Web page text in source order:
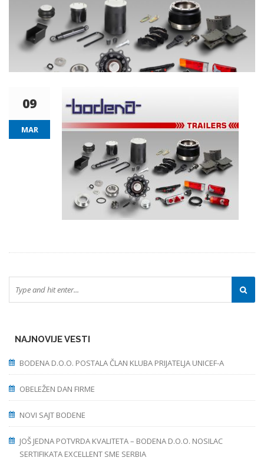
09
MAR
NAJNOVIJE VESTI
BODENA D.O.O. POSTALA ČLAN KLUBA PRIJATELJA UNICEF-A
OBELEŽEN DAN FIRME
NOVI SAJT BODENE
JOŠ JEDNA POTVRDA KVALITETA – BODENA D.O.O. NOSILAC
SERTIFIKATA EXCELLENT SME SERBIA